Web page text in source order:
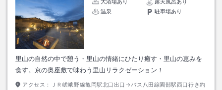
大浴場あり
露天風呂あり
温泉
駐車場あり
里山の自然の中で憩う・里山の情緒にひたり癒す・里山の恵みを
食す。京の奥座敷で味わう里山リラクゼーション！
アクセス：
ＪＲ嵯峨野線亀岡駅北口出口→バス八田線園部駅西口行き約